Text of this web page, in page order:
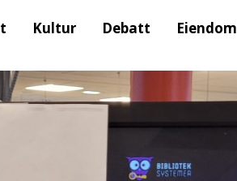
Kultur Debatt Eiendom